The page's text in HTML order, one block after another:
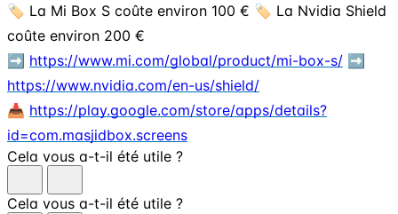
🏷️ La Mi Box S coûte environ 100 € 🏷️ La Nvidia Shield
coûte environ 200 €
➡️ https://www.mi.com/global/product/mi-box-s/ ➡️
https://www.nvidia.com/en-us/shield/
📥 https://play.google.com/store/apps/details?
id=com.masjidbox.screens
Cela vous a-t-il été utile ?
Cela vous a-t-il été utile ?